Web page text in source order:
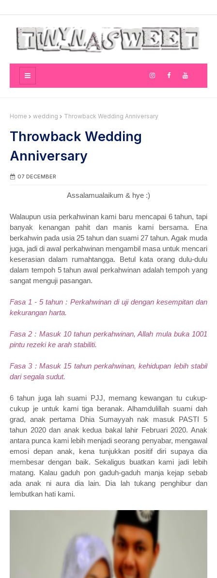
Home wedding Throwback Wedding Anniversary
Throwback Wedding
Anniversary
07 DECEMBER
Assalamualaikum & hye :)
Walaupun usia perkahwinan kami baru mencapai 6 tahun, tapi
banyak kenangan pahit dan manis kami bersama. Ena
berkahwin pada usia 25 tahun dan suami 27 tahun. Agak muda
juga, jadi di awal perkahwinan mengambil masa untuk mencari
keserasian dalam rumahtangga. Betul kata orang dulu-dulu
dalam tempoh 5 tahun awal perkahwinan adalah tempoh yang
sangat menguji pasangan.
Fasa 1 - 5 tahun : Perkahwinan di uji dengan kesempitan dan
kekurangan harta.
Fasa 2 : Masuk 10 tahun perkahwinan, Allah mula buka 1001
pintu rezeki ke arah stabiliti.
Fasa 3 : Masuk 15 tahun perkahwinan, kehidupan lebih stabil
dari segala sudut.
6 tahun juga lah suami PJJ, memang kewangan tu cukup-
cukup je untuk kami tiga beranak. Alhamdulillah suami dah
grad, anak pertama Dhia Sumayyah nak masuk PASTI 5
tahun 2020 dan anak kedua bakal lahir Februari 2020. Anak
antara punca kami lebih menjadi seorang penyabar, mengawal
emosi depan anak, kena tunjukkan positif diri supaya dia
membesar dengan baik. Sekaligus buatkan kami jadi lebih
matang. Kalau gaduh pon gaduh-gaduh manja kejap sebab
ada anak ni aura dia lain. Dia lah tukang penghibur dan
lembutkan hati kami.